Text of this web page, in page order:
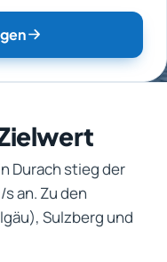
Durach stieg der
an. Zu den
Sulzberg und